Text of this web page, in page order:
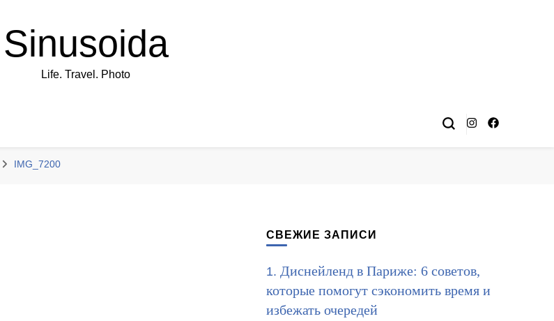
Sinusoida
Life. Travel. Photo
IMG_7200
СВЕЖИЕ ЗАПИСИ
Диснейленд в Париже: 6 советов,
которые помогут сэкономить время и
избежать очередей